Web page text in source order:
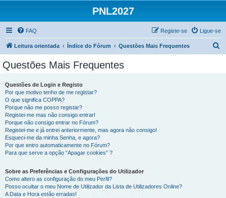
PNL2027
FAQ Ligue-se
Registe-se
Leitura orientada Índice do Fórum Questões Mais Frequentes
Questões Mais Frequentes
Questões de Login e Registo
Por que motivo tenho de me registar?
O que significa COPPA?
Porque não me posso registar?
Registei-me mas não consigo entrar!
Porque não consigo entrar no Fórum?
Registei-me e já entrei anteriormente, mas agora não consigo!
Esqueci-me da minha Senha, e agora?
Por que entro automaticamente no Fórum?
Para que serve a opção “Apagar cookies” ?
Sobre as Preferências e Configurações do Utilizador
Como altero as configuração do meu Perfil?
Posso ocultar o meu Nome de Utilizador da Lista de Utilizadores Online?
A Data e Hora estão erradas!